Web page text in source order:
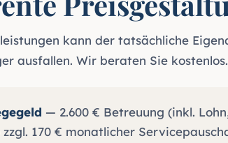
kann der tatsächliche
ausfallen. Wir beraten Sie kostenlos.
— 2.600 € Betreuung (inkl.
170 € monatlicher